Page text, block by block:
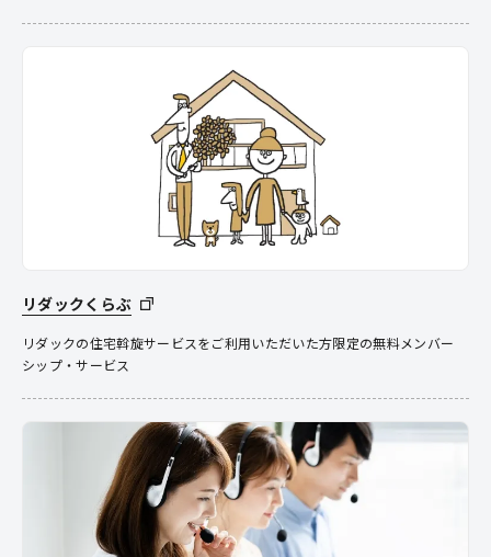
リダックくらぶ
リダックの住宅斡旋サービスをご利用いただいた方限定の無料メンバー
シップ・サービス